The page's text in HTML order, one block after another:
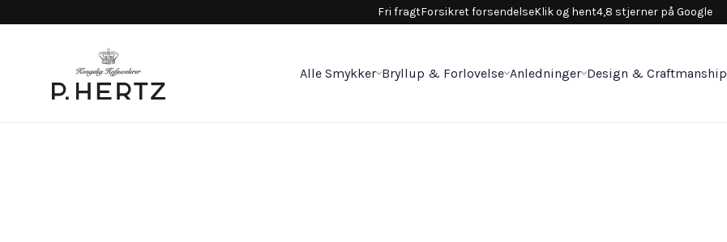
Fri fragtForsikret forsendelseKlik og hent4,8 stjerner på Google
Alle Smykker Bryllup & Forlovelse Anledninger Design & Craftmanship